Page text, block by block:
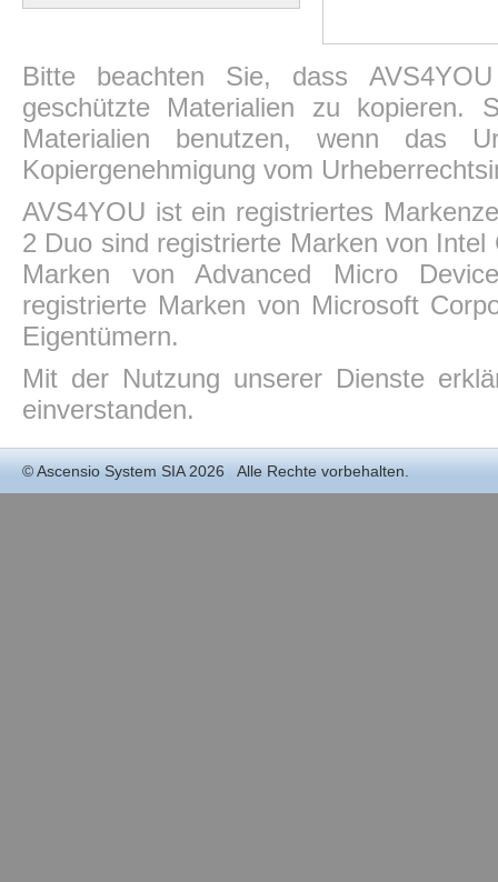
Bitte beachten Sie, dass
geschützte Materialien zu kopieren.
Materialien benutzen, wenn das
Kopiergenehmigung vom
AVS4YOU ist ein registriertes
2 Duo sind registrierte Marken von
Marken von Advanced Micro
registrierte Marken von Microsoft
Eigentümern.
Mit der Nutzung unserer Dienste
einverstanden.
©Ascensio System SIA2026 Alle Rechte vorbehalten.